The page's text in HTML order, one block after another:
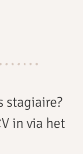
stagiaire?
in via het